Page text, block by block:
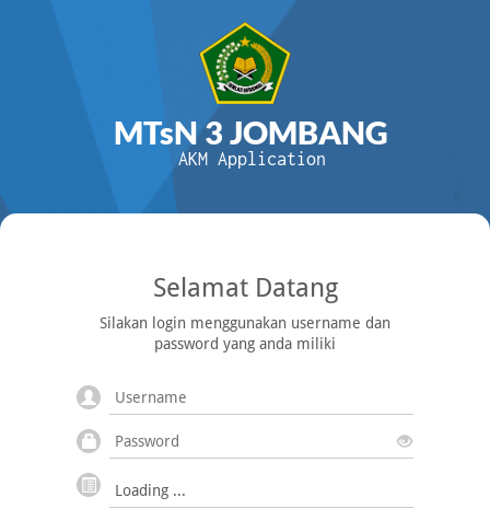
MTsN 3 JOMBANG
AKM Application
Selamat Datang
Silakan login menggunakan username dan
password yang anda miliki